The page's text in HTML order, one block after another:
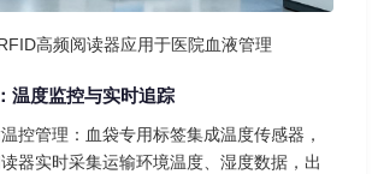
高频阅读器应用于医院血液管理
温度监控与实时追踪
控管理：血袋专用标签集成温度传感器，
器实时采集运输环境温度、湿度数据，出